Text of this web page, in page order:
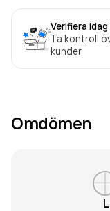
Verifiera idag
Ta kontroll
kunder
Omdömen